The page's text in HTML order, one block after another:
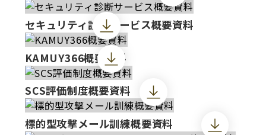
セキュリティ診断サービス概要資料
KAMUY366概要資料
SCS評価制度概要資料
標的型攻撃メール訓練概要資料